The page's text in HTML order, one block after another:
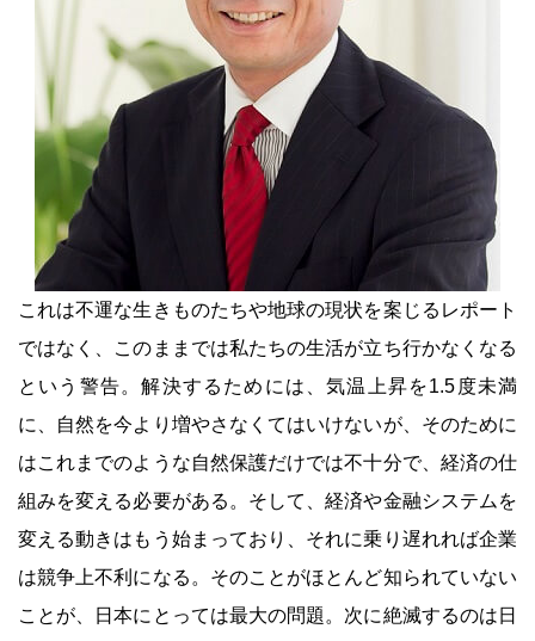
これは不運な生きものたちや地球の現状を案じるレポート
ではなく、このままでは私たちの生活が立ち行かなくなる
という警告。解決するためには、気温上昇を1.5度未満
に、自然を今より増やさなくてはいけないが、そのために
はこれまでのような自然保護だけでは不十分で、経済の仕
組みを変える必要がある。そして、経済や金融システムを
変える動きはもう始まっており、それに乗り遅れれば企業
は競争上不利になる。そのことがほとんど知られていない
ことが、日本にとっては最大の問題。次に絶滅するのは日